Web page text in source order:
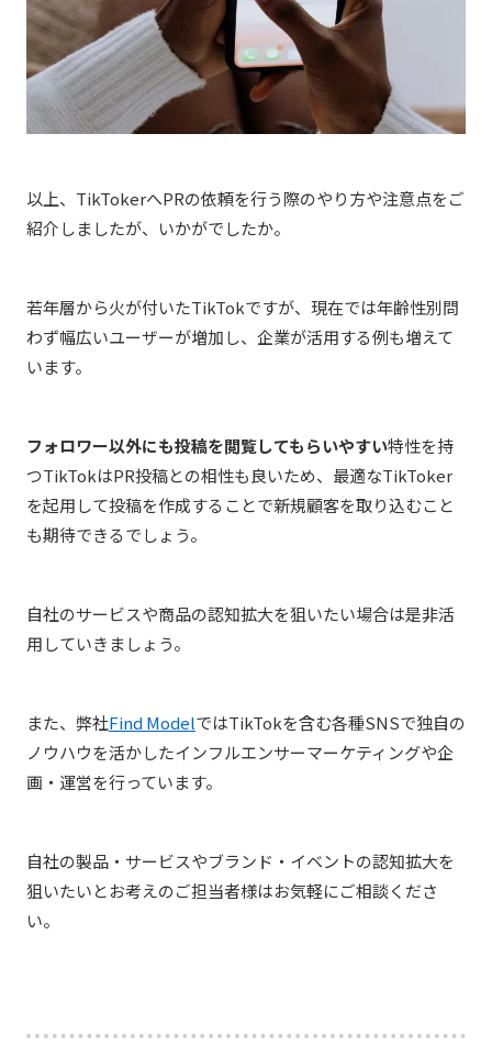
以上、TikTokerへPRの依頼を行う際のやり方や注意点をご
紹介しましたが、いかがでしたか。
若年層から火が付いたTikTokですが、現在では年齢性別問
わず幅広いユーザーが増加し、企業が活用する例も増えて
います。
フォロワー以外にも投稿を閲覧してもらいやすい特性を持
つTikTokはPR投稿との相性も良いため、最適なTikToker
を起用して投稿を作成することで新規顧客を取り込むこと
も期待できるでしょう。
自社のサービスや商品の認知拡大を狙いたい場合は是非活
用していきましょう。
また、弊社Find ModelではTikTokを含む各種SNSで独自の
ノウハウを活かしたインフルエンサーマーケティングや企
画・運営を行っています。
自社の製品・サービスやブランド・イベントの認知拡大を
狙いたいとお考えのご担当者様はお気軽にご相談くださ
い。